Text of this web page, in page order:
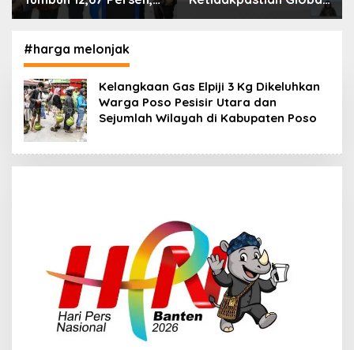
OJK Pastikan
Keuangan Tetap
Terjaga
Tembus 30 Juta per
#harga melonjak
Kelangkaan Gas Elpiji 3 Kg Dikeluhkan
Warga Poso Pesisir Utara dan
Sejumlah Wilayah di Kabupaten Poso